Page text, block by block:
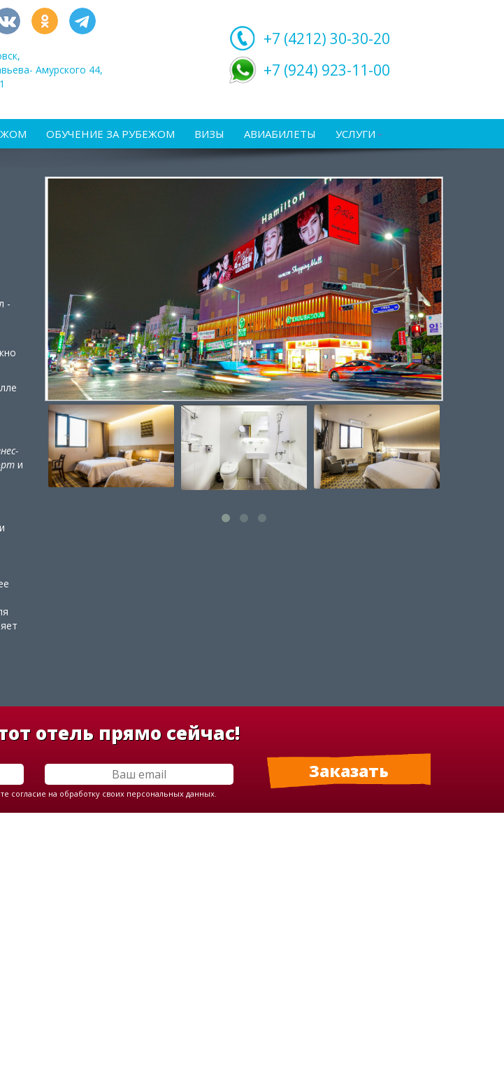
Амурского 44,
+7 (4212) 30-30-20
+7 (924) 923-11-00
ОБУЧЕНИЕ ЗА РУБЕЖОМ ВИЗЫ АВИАБИЛЕТЫ УСЛУГИ
-
и
отель прямо сейчас!
согласие на обработку своих персональных данных.